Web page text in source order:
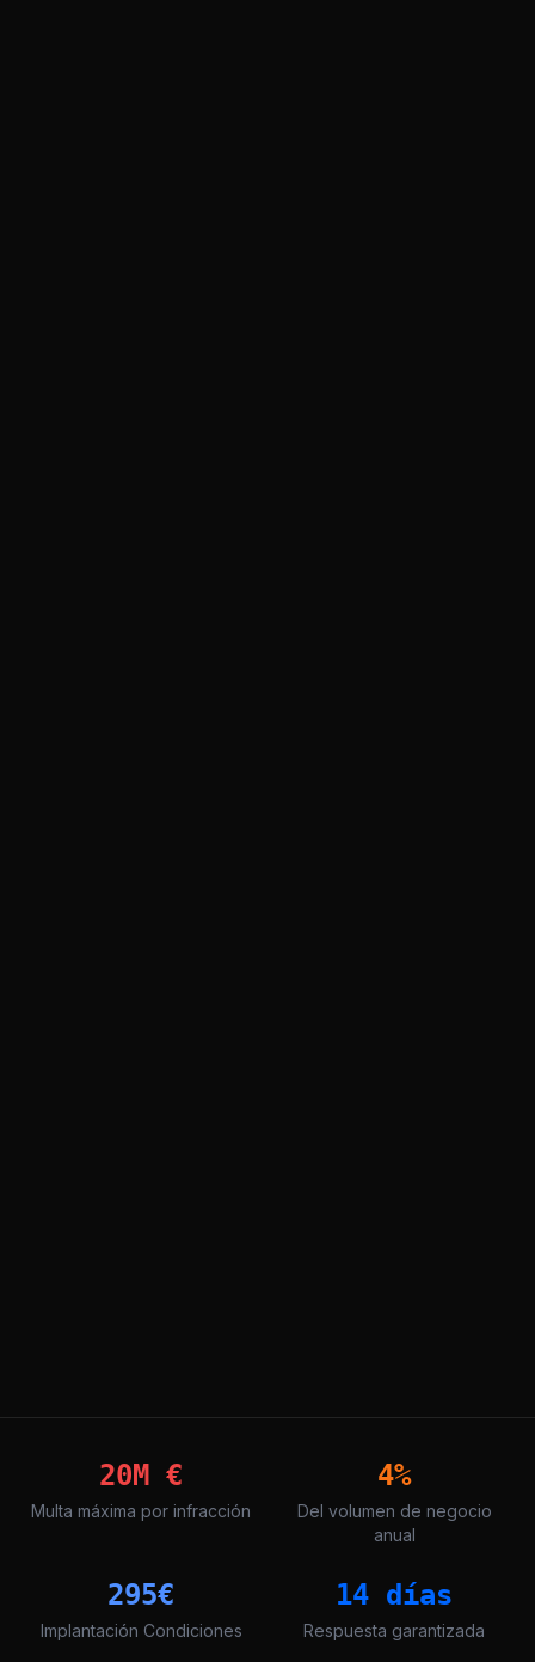
20M €
Multa máxima por infracción
4%
Del volumen de negocio
anual
295€
Implantación Condiciones
14 días
Respuesta garantizada